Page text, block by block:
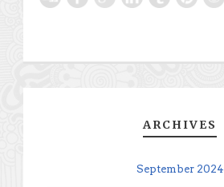
ARCHIVES
September 2024